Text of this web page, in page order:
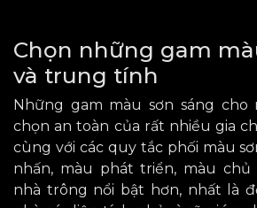
Chọn những gam
và trung tính
Những gam màu sơn sáng cho
chọn an toàn của rất nhiềugia
cùng với các quy tắc phối màu
nhấn, màu phát triển, màu chủ
nhà trông nổi bật hơn, nhất là